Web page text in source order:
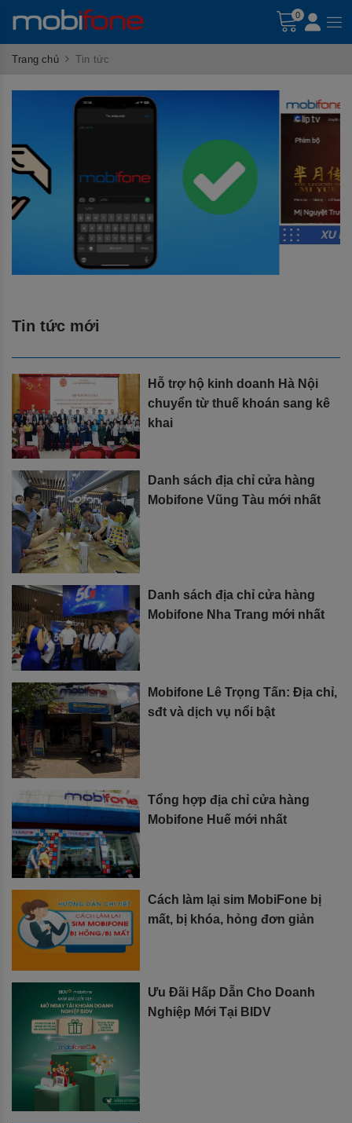
0
Trang chủ Tin tức
Tin tức mới
Hỗ trợ hộ kinh doanh Hà Nội
chuyển từ thuế khoán sang kê
khai
Danh sách địa chỉ cửa hàng
Mobifone Vũng Tàu mới nhất
Danh sách địa chỉ cửa hàng
Mobifone Nha Trang mới nhất
Mobifone Lê Trọng Tấn: Địa chỉ,
sđt và dịch vụ nổi bật
Tổng hợp địa chỉ cửa hàng
Mobifone Huế mới nhất
Cách làm lại sim MobiFone bị
mất, bị khóa, hỏng đơn giản
Ưu Đãi Hấp Dẫn Cho Doanh
Nghiệp Mới Tại BIDV